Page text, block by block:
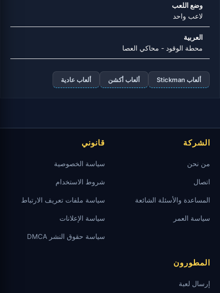
وضع اللعب
لاعب واحد
العربية
محطة الوقود - محاكي العصا
ألعاب Stickman ألعاب أكشن ألعاب عادية
الشركة
من نحن
اتصال
المساعدة والأسئلة الشائعة
سياسة العمر
قانوني
سياسة الخصوصية
شروط الاستخدام
سياسة ملفات تعريف الارتباط
سياسة الإعلانات
سياسة حقوق النشر DMCA
المطورون
إرسال لعبة